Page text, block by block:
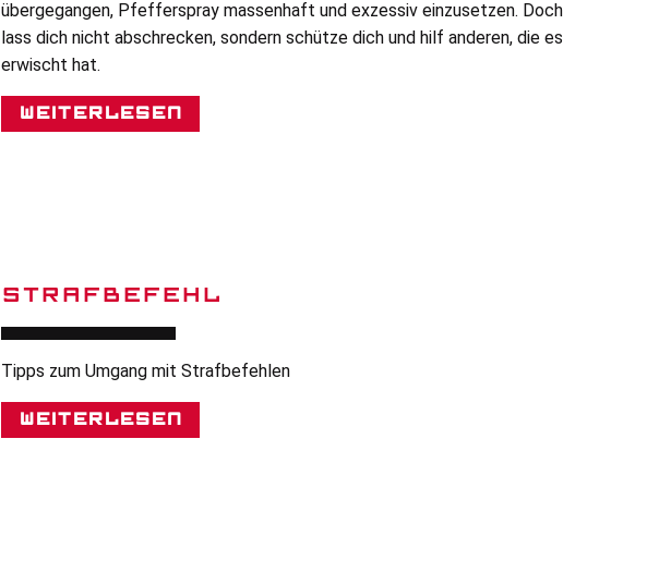
übergegangen, Pfefferspray massenhaft und exzessiv einzusetzen. Doch
lass dich nicht abschrecken, sondern schütze dich und hilf anderen, die es
erwischt hat.
Weiterlesen
STRAFBEFEHL
Tipps zum Umgang mit Strafbefehlen
Weiterlesen